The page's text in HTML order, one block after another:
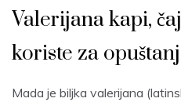
Valerijana kapi,
koriste za
Mada je biljka valerijana